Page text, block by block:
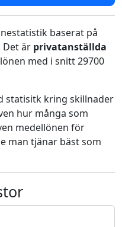
baserat på
Det är privatanställda
med i snitt 29700
statisitk kring skillnader
hur många som
medellönen för
man tjänar bäst som